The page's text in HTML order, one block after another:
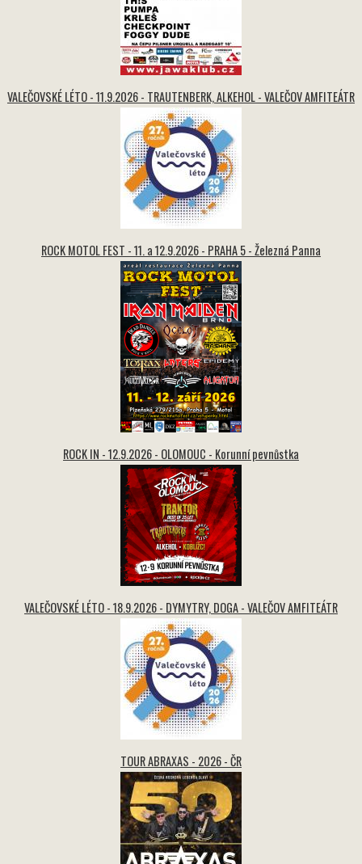
VALEČOVSKÉ LÉTO - 11.9.2026 - TRAUTENBERK, ALKEHOL - VALEČOV AMFITEÁTR
ROCK MOTOL FEST - 11. a 12.9.2026 - PRAHA 5 - Železná Panna
ROCK IN - 12.9.2026 - OLOMOUC - Korunní pevnůstka
VALEČOVSKÉ LÉTO - 18.9.2026 - DYMYTRY, DOGA - VALEČOV AMFITEÁTR
TOUR ABRAXAS - 2026 - ČR